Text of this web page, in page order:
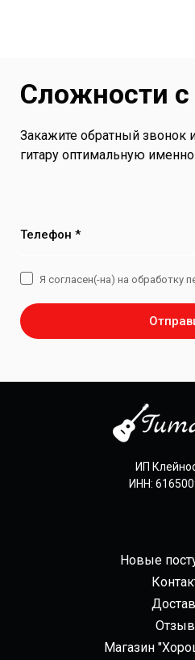
Сложности
Закажите обратный
гитару оптимальную
Телефон *
Я согласен(-на) на обработку
ИП
ИНН:
Новые
Магазин